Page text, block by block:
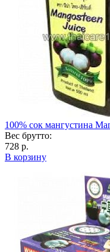
100% сок мангустина
Вес брутто:
728 р.
В корзину